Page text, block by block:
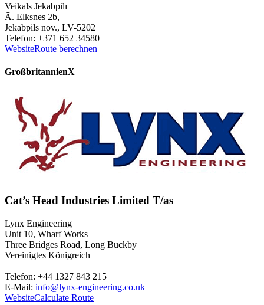
Veikals Jēkabpilī
Ā. Elksnes 2b,
Jēkabpils nov., LV-5202
Telefon: +371 652 34580
WebsiteRoute berechnen
GroßbritannienX
Cat’s Head Industries Limited T/as
Lynx Engineering
Unit 10, Wharf Works
Three Bridges Road, Long Buckby
Vereinigtes Königreich
Telefon: +44 1327 843 215
E-Mail: info@lynx-engineering.co.uk
WebsiteCalculate Route